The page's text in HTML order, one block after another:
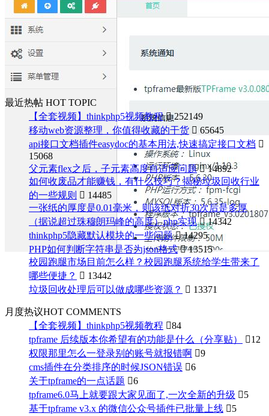
最近热帖 HOT TOPIC
【全套视频】thinkphp5视频教程 252149
移动web资源整理，你值得收藏的干货  65645
api接口文档插件easydoc的基本用法,快速搞定接口文档 
15068
父元素flex之后，子元素高度自适应问题 14892
如何收废品才能赚钱，有什么技巧？揭秘垃圾回收行业
的一些规则  14485
一张纸的厚度是0.01毫米，则该纸对折30次后是多厚
（据说超过珠穆朗玛峰的高度）php实现 14342
thinkphp5隐藏默认模块的一些问题 14295
PHP如何判断字符串是否为json格式 13515
校园跑腿市场目前怎么样？校园跑腿系统给学生带来了
哪些便捷？  13442
垃圾回收处理后可以做成哪些资源？  13371
月度热议HOT COMMENTS
【全套视频】thinkphp5视频教程 84
tpframe 后续版本你希望有的功能是什么（分享贴）
12
权限那里怎么一登录别的账号就报错啊 9
cms插件在分类排序的时候JSON错误 6
关于tpframe的一点话题 6
tpframe6.0马上就要跟大家见面了,一次全新的升级 5
基于tpframe v3.x 的微信公众号插件已批量上线 5